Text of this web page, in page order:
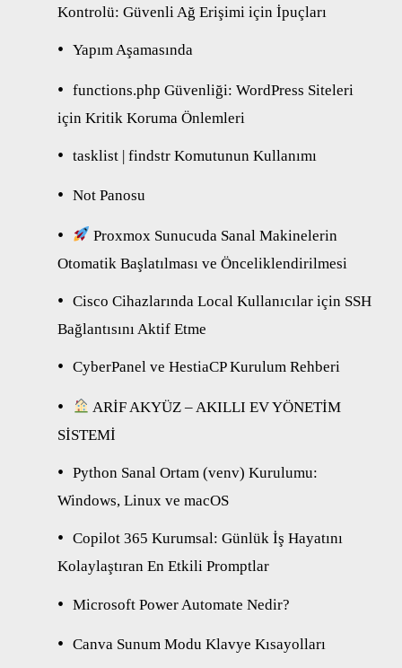
Kontrolü: Güvenli Ağ Erişimi için İpuçları
Yapım Aşamasında
functions.php Güvenliği: WordPress Siteleri
için Kritik Koruma Önlemleri
tasklist | findstr Komutunun Kullanımı
Not Panosu
Proxmox Sunucuda Sanal Makinelerin
Otomatik Başlatılması ve Önceliklendirilmesi
Cisco Cihazlarında Local Kullanıcılar için SSH
Bağlantısını Aktif Etme
CyberPanel ve HestiaCP Kurulum Rehberi
ARİF AKYÜZ – AKILLI EV YÖNETİM
SİSTEMİ
Python Sanal Ortam (venv) Kurulumu:
Windows, Linux ve macOS
Copilot 365 Kurumsal: Günlük İş Hayatını
Kolaylaştıran En Etkili Promptlar
Microsoft Power Automate Nedir?
Canva Sunum Modu Klavye Kısayolları